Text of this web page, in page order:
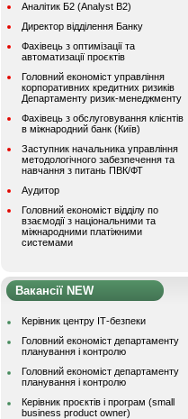
Аналітик Б2 (Analyst B2)
Директор відділення Банку
Фахівець з оптимізації та
автоматизації проєктів
Головний економіст управління
корпоративних кредитних ризиків
Департаменту ризик-менеджменту
Фахівець з обслуговування клієнтів
в міжнародний банк (Київ)
Заступник начальника управління
методологічного забезпечення та
навчання з питань ПВК/ФТ
Аудитор
Головний економіст відділу по
взаємодії з національними та
міжнародними платіжними
системами
Вакансії NEW
Керівник центру ІТ-безпеки
Головний економіст департаменту
планування і контролю
Головний економіст департаменту
планування і контролю
Керівник проєктів і програм (small
business product owner)